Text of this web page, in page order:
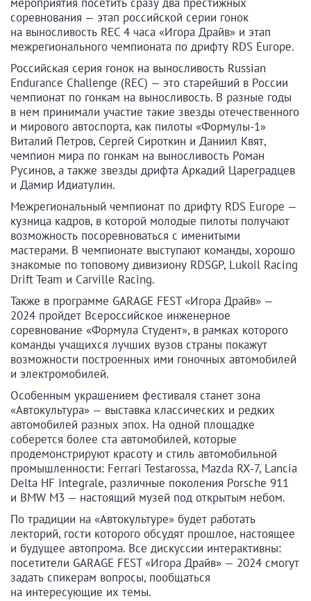
соревнования — этап российской серии гонок
на выносливость REC 4 часа «Игора Драйв» и этап
межрегионального чемпионата по дрифту RDS Europe.
Российская серия гонок на выносливость Russian
Endurance Challenge (REC) — это старейший в России
чемпионат по гонкам на выносливость. В разные годы
в нем принимали участие такие звезды отечественного
и мирового автоспорта, как пилоты «Формулы-1»
Виталий Петров, Сергей Сироткин и Даниил Квят,
чемпион мира по гонкам на выносливость Роман
Русинов, а также звезды дрифта Аркадий Цареградцев
и Дамир Идиатулин.
Межрегиональный чемпионат по дрифту RDS Europe —
кузница кадров, в которой молодые пилоты получают
возможность посоревноваться с именитыми
мастерами. В чемпионате выступают команды, хорошо
знакомые по топовому дивизиону RDSGP, Lukoil Racing
Drift Team и Carville Racing.
Также в программе GARAGE FEST «Игора Драйв» —
2024 пройдет Всероссийское инженерное
соревнование «Формула Студент», в рамках которого
команды учащихся лучших вузов страны покажут
возможности построенных ими гоночных автомобилей
и электромобилей.
Особенным украшением фестиваля станет зона
«Автокультура» — выставка классических и редких
автомобилей разных эпох. На одной площадке
соберется более ста автомобилей, которые
продемонстрируют красоту и стиль автомобильной
промышленности: Ferrari Testarossa, Mazda RX-7, Lancia
Delta HF Integrale, различные поколения Porsche 911
и BMW M3 — настоящий музей под открытым небом.
По традиции на «Автокультуре» будет работать
лекторий, гости которого обсудят прошлое, настоящее
и будущее автопрома. Все дискуссии интерактивны:
посетители GARAGE FEST «Игора Драйв» — 2024 смогут
задать спикерам вопросы, пообщаться
на интересующие их темы.